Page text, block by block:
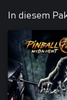
In diesem